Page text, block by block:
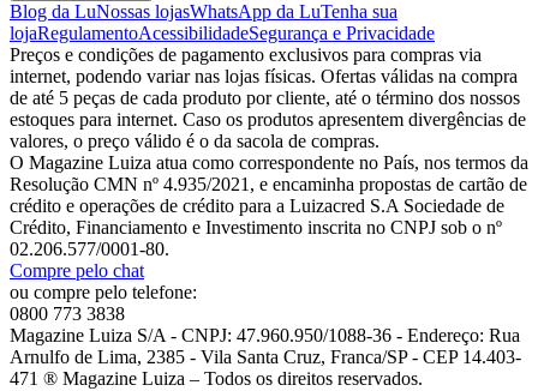
Blog da LuNossas lojasWhatsApp da LuTenha sua
lojaRegulamentoAcessibilidadeSegurança e Privacidade
Preços e condições de pagamento exclusivos para compras via
internet, podendo variar nas lojas físicas. Ofertas válidas na compra
de até 5 peças de cada produto por cliente, até o término dos nossos
estoques para internet. Caso os produtos apresentem divergências de
valores, o preço válido é o da sacola de compras.
O Magazine Luiza atua como correspondente no País, nos termos da
Resolução CMN nº 4.935/2021, e encaminha propostas de cartão de
crédito e operações de crédito para a Luizacred S.A Sociedade de
Crédito, Financiamento e Investimento inscrita no CNPJ sob o nº
02.206.577/0001-80.
Compre pelo chat
ou compre pelo telefone:
0800 773 3838
Magazine Luiza S/A - CNPJ: 47.960.950/1088-36 - Endereço: Rua
Arnulfo de Lima, 2385 - Vila Santa Cruz, Franca/SP - CEP 14.403-
471 ® Magazine Luiza – Todos os direitos reservados.